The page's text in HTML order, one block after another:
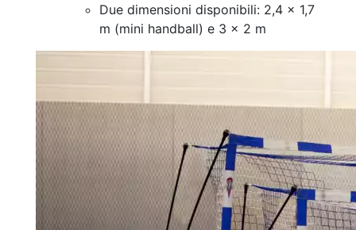
Due dimensioni disponibili: 2,4 x 1,7
m (mini handball) e 3 x 2 m